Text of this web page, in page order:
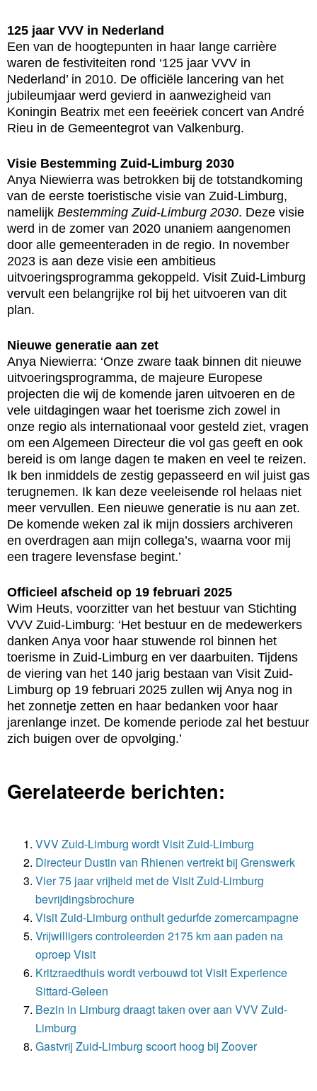
125 jaar VVV in Nederland
Een van de hoogtepunten in haar lange carrière
waren de festiviteiten rond ‘125 jaar VVV in
Nederland’ in 2010. De officiële lancering van het
jubileumjaar werd gevierd in aanwezigheid van
Koningin Beatrix met een feeëriek concert van André
Rieu in de Gemeentegrot van Valkenburg.
Visie Bestemming Zuid-Limburg 2030
Anya Niewierra was betrokken bij de totstandkoming
van de eerste toeristische visie van Zuid-Limburg,
namelijk Bestemming Zuid-Limburg 2030. Deze visie
werd in de zomer van 2020 unaniem aangenomen
door alle gemeenteraden in de regio. In november
2023 is aan deze visie een ambitieus
uitvoeringsprogramma gekoppeld. Visit Zuid-Limburg
vervult een belangrijke rol bij het uitvoeren van dit
plan.
Nieuwe generatie aan zet
Anya Niewierra: ‘Onze zware taak binnen dit nieuwe
uitvoeringsprogramma, de majeure Europese
projecten die wij de komende jaren uitvoeren en de
vele uitdagingen waar het toerisme zich zowel in
onze regio als internationaal voor gesteld ziet, vragen
om een Algemeen Directeur die vol gas geeft en ook
bereid is om lange dagen te maken en veel te reizen.
Ik ben inmiddels de zestig gepasseerd en wil juist gas
terugnemen. Ik kan deze veeleisende rol helaas niet
meer vervullen. Een nieuwe generatie is nu aan zet.
De komende weken zal ik mijn dossiers archiveren
en overdragen aan mijn collega’s, waarna voor mij
een tragere levensfase begint.’
Officieel afscheid op 19 februari 2025
Wim Heuts, voorzitter van het bestuur van Stichting
VVV Zuid-Limburg: ‘Het bestuur en de medewerkers
danken Anya voor haar stuwende rol binnen het
toerisme in Zuid-Limburg en ver daarbuiten. Tijdens
de viering van het 140 jarig bestaan van Visit Zuid-
Limburg op 19 februari 2025 zullen wij Anya nog in
het zonnetje zetten en haar bedanken voor haar
jarenlange inzet. De komende periode zal het bestuur
zich buigen over de opvolging.’
Gerelateerde berichten:
VVV Zuid-Limburg wordt Visit Zuid-Limburg
Directeur Dustin van Rhienen vertrekt bij Grenswerk
Vier 75 jaar vrijheid met de Visit Zuid-Limburg
bevrijdingsbrochure
Visit Zuid-Limburg onthult gedurfde zomercampagne
Vrijwilligers controleerden 2175 km aan paden na
oproep Visit
Kritzraedthuis wordt verbouwd tot Visit Experience
Sittard-Geleen
Bezin in Limburg draagt taken over aan VVV Zuid-
Limburg
Gastvrij Zuid-Limburg scoort hoog bij Zoover